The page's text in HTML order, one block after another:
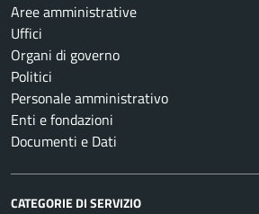
Aree amministrative
Uffici
Organi di governo
Politici
Personale amministrativo
Enti e fondazioni
Documenti e Dati
CATEGORIE DI SERVIZIO